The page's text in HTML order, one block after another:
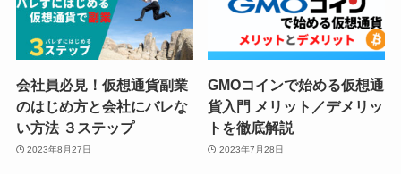
会社員必見！仮想通貨副業
のはじめ方と会社にバレな
い方法 ３ステップ
2023年8月27日
GMOコインで始める仮想通
貨入門 メリット／デメリッ
トを徹底解説
2023年7月28日